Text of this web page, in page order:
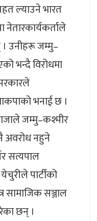
ल्याउने भारत
नेतारकार्यकर्ताले
। उनीहरू जम्मु–
भन्दै विरोधमा
भनाई छ ।
जम्मु–कश्मीर
अवरोध नहुने
सत्यपाल
पार्टीको
सञ्जाल
छन् ।